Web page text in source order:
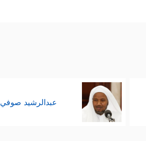
عبدالرشيد صوفي